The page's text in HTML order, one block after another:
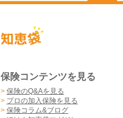
保険コンテンツを見る
> 保険のQ&Aを見る
> プロの加入保険を見る
> 保険コラム&ブログ